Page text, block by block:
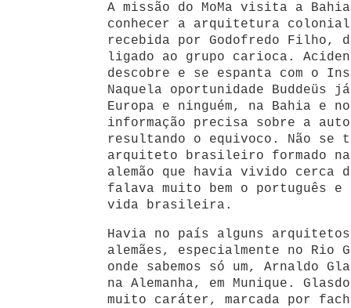
A missão do MoMa visita a
conhecer a arquitetura
recebida por Godofredo Filho,
ligado ao grupo carioca.
descobre e se espanta com o
Naquela oportunidade Buddeüs
Europa e ninguém, na Bahia e
informação precisa sobre a
resultando o equivoco. Não se
arquiteto brasileiro formado na
alemão que havia vivido cerca
falava muito bem o português
vida brasileira.
Havia no país alguns arquitetos
alemães, especialmente no Rio
onde sabemos só um, Arnaldo
na Alemanha, em Munique.
muito caráter, marcada por